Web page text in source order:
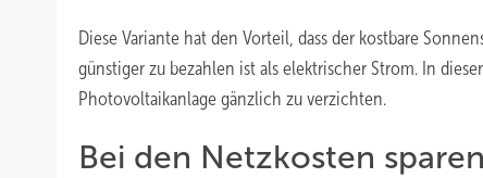
Diese Variante hat den Vorteil, dass der kostbare
günstiger zu bezahlen ist als elektrischer Strom. In
Photovoltaikanlage gänzlich zu verzichten.
Bei den Netzkosten sparen